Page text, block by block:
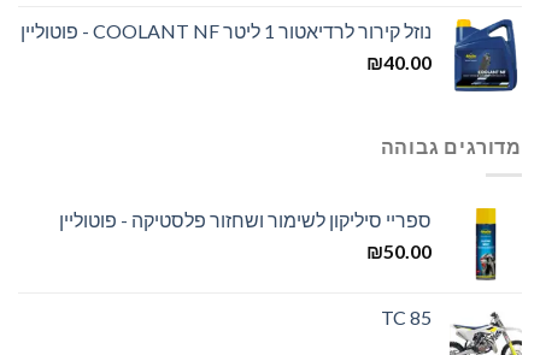
נוזל קירור לרדיאטור 1 ליטר COOLANT NF - פוטוליין
₪40.00
מדורגים גבוהה
ספריי סיליקון לשימור ושחזור פלסטיקה - פוטוליין
₪50.00
TC 85